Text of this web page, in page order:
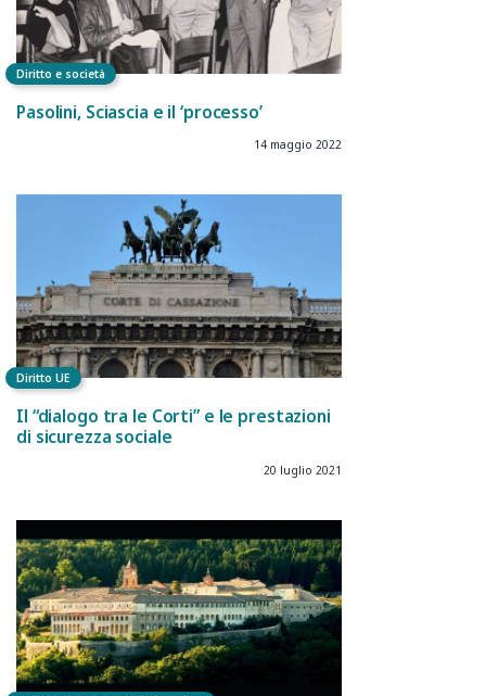
Diritto e società
Pasolini, Sciascia e il ‘processo’
14 maggio 2022
Diritto UE
Il “dialogo tra le Corti” e le prestazioni
di sicurezza sociale
20 luglio 2021